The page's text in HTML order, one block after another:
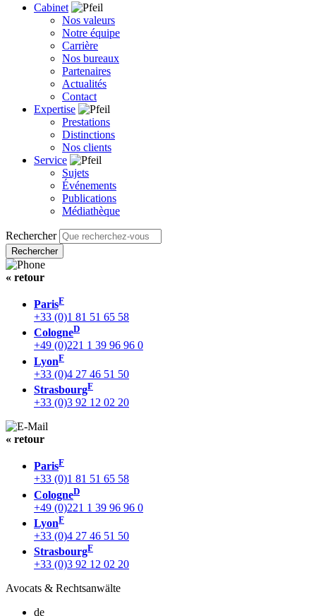
Cabinet
Nos valeurs
Notre équipe
Carrière
Nos bureaux
Partenaires
Actualités
Contact
Expertise
Prestations
Distinctions
Nos clients
Service
Sujets
Événements
Publications
Médiathèque
Rechercher
« retour
ParisF
+33 (0)1 81 51 65 58
CologneD
+49 (0)221 1 39 96 96 0
LyonF
+33 (0)4 27 46 51 50
StrasbourgF
+33 (0)3 92 12 02 20
« retour
ParisF
+33 (0)1 81 51 65 58
CologneD
+49 (0)221 1 39 96 96 0
LyonF
+33 (0)4 27 46 51 50
StrasbourgF
+33 (0)3 92 12 02 20
Avocats & Rechtsanwälte
de